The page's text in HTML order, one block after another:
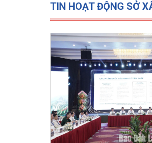
TIN HOẠT ĐỘNG SỞ